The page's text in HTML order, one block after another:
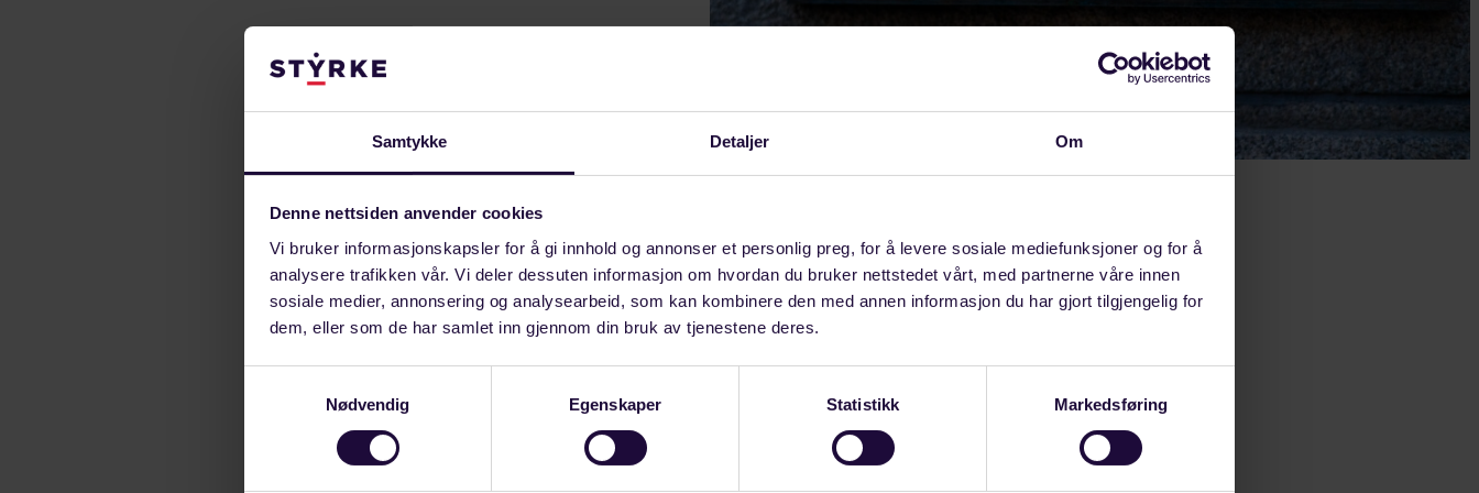
Samtykke Detaljer Om
Denne nettsiden anvender cookies
Vi bruker informasjonskapsler for å gi innhold og annonser et personlig preg, for å levere sosiale mediefunksjoner og for å
analysere trafikken vår. Vi deler dessuten informasjon om hvordan du bruker nettstedet vårt, med partnerne våre innen
sosiale medier, annonsering og analysearbeid, som kan kombinere den med annen informasjon du har gjort tilgjengelig for
dem, eller som de har samlet inn gjennom din bruk av tjenestene deres.
Nødvendig
Egenskaper Statistikk Markedsføring
arbeidsgiver ikke har plikt til å vurdere omplassering i slike tilfeller.
Fra Høyesteretts omtale av saken:
En sykepleier ble avskjediget av en kommune i Finnmark etter å ha slått en psykisk
opphevet dommen.
Avskjed innebærer at arbeidsforholdet avsluttes umiddelbart. Høyesterett